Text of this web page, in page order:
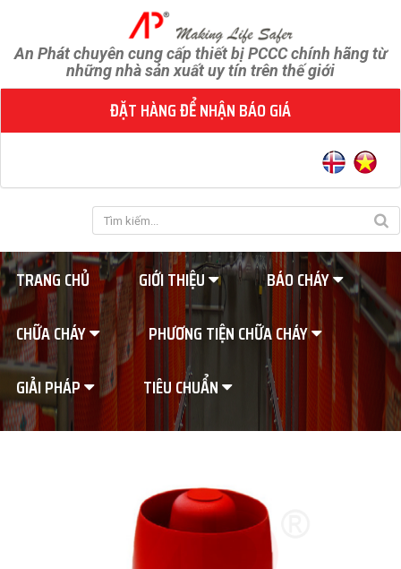
An Phát chuyên cung cấp thiết bị PCCC chính hãng từ
những nhà sản xuất uy tín trên thế giới
ĐẶT HÀNG ĐỂ NHẬN BÁO GIÁ
TRANG CHỦ GIỚI THIỆU
BÁO CHÁY
CHỮA CHÁY
PHƯƠNG TIỆN CHỮA CHÁY
GIẢI PHÁP
TIÊU CHUẨN